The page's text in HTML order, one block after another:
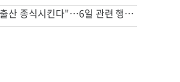
트럼프 "원정 출산 종식시킨다"…6일 관련 행정명령에 서명